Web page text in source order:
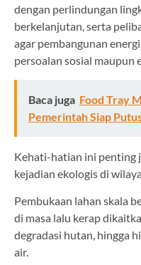
dengan perlindungan
berkelanjutan, serta
agar pembangunan
persoalan sosial maupun
Baca juga Food Tray
Pemerintah Siap
Kehati-hatian ini penting
kejadian ekologis di
Pembukaan lahan skala
di masa lalu kerap
degradasi hutan, hingga
air.